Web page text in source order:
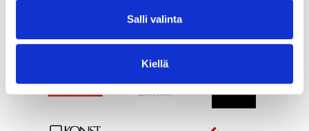
Salli valinta
Kiellä